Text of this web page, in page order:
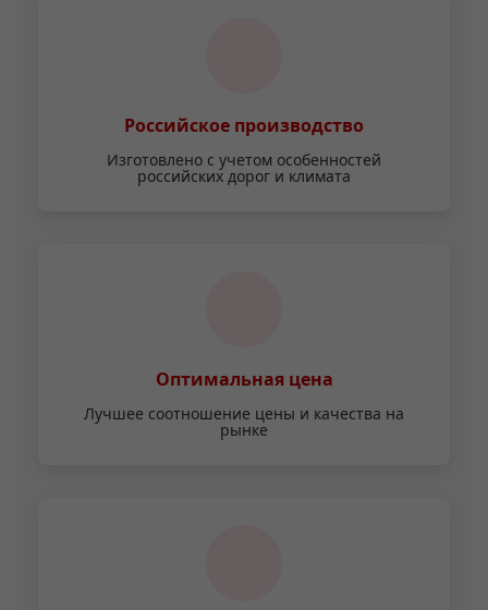
Российское производство
Изготовлено с учетом особенностей
российских дорог и климата
Оптимальная цена
Лучшее соотношение цены и качества на
рынке